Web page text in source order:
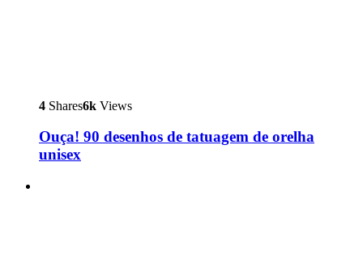
4 Shares6k Views
Ouça! 90 desenhos de tatuagem de orelha
unisex